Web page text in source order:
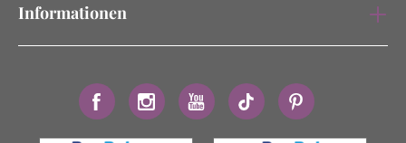
Informationen